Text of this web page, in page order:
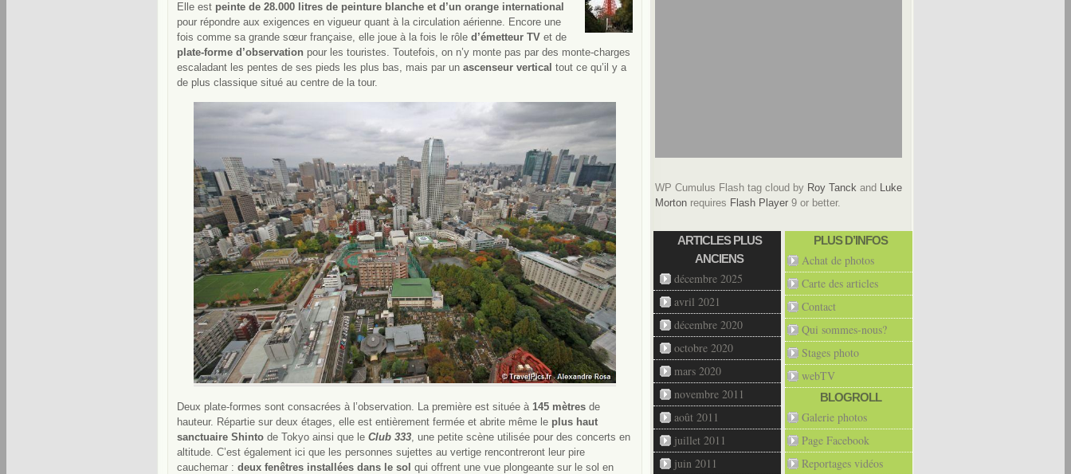
Elle est peinte de 28.000 litres de peinture blanche et d’un orange international
pour répondre aux exigences en vigueur quant à la circulation aérienne. Encore une
fois comme sa grande sœur française, elle joue à la fois le rôle d’émetteur TV et de
plate-forme d’observation pour les touristes. Toutefois, on n’y monte pas par des monte-charges
escaladant les pentes de ses pieds les plus bas, mais par un ascenseur vertical tout ce qu’il y a
de plus classique situé au centre de la tour.
Deux plate-formes sont consacrées à l’observation. La première est située à 145 mètres de
hauteur. Répartie sur deux étages, elle est entièrement fermée et abrite même le plus haut
sanctuaire Shinto de Tokyo ainsi que le Club 333, une petite scène utilisée pour des concerts en
altitude. C’est également ici que les personnes sujettes au vertige rencontreront leur pire
cauchemar : deux fenêtres installées dans le sol qui offrent une vue plongeante sur le sol en
WP Cumulus Flash tag cloud by Roy Tanck and Luke
Morton requires Flash Player 9 or better.
ARTICLES PLUS
ANCIENS
décembre 2025
avril 2021
décembre 2020
octobre 2020
mars 2020
novembre 2011
août 2011
juillet 2011
juin 2011
PLUS D’INFOS
Achat de photos
Carte des articles
Contact
Qui sommes-nous?
Stages photo
webTV
BLOGROLL
Galerie photos
Page Facebook
Reportages vidéos